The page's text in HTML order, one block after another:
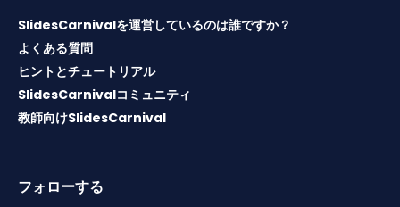
SlidesCarnivalを運営しているのは誰ですか？
よくある質問
ヒントとチュートリアル
SlidesCarnivalコミュニティ
教師向けSlidesCarnival
フォローする